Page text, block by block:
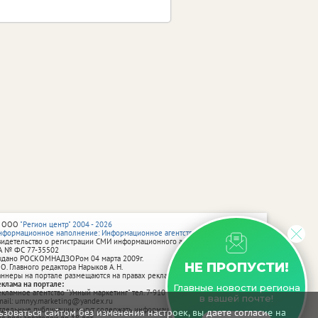
сайтом без изменения настроек, вы даете согласие на
НЕ ПРОПУСТИ!
Главные новости региона
в вашей почте!
"Регион центр" 2004 - 2026
наполнение: Информационное агентство vRossii.ru
о регистрации СМИ информационного агентства vRossii.ru
№ ФС 77‑35502
РОСКОМНАДЗОРом 04 марта 2009г.
Главного редактора Нарыков А. Н.
на портале размещаются на правах рекламы.
на портале:
агентство "Умный маркетинг" тел. 7-910-267-70-40,
umnyy.marketing@yandex.ru
публикации могут содержать информацию, не предназначенную